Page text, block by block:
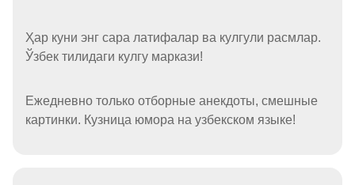
Ҳар куни энг сара латифалар ва кулгули расмлар.
Ўзбек тилидаги кулгу маркази!
Ежедневно только отборные анекдоты, смешные
картинки. Кузница юмора на узбекском языке!